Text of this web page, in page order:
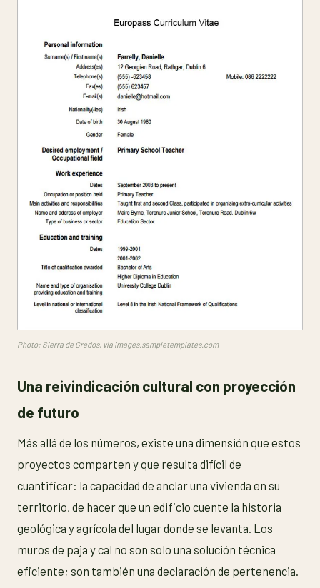
Photo: Sierra de Gredos, via images.sampletemplates.com
Una reivindicación cultural con proyección
de futuro
Más allá de los números, existe una dimensión que estos
proyectos comparten y que resulta difícil de
cuantificar: la capacidad de anclar una vivienda en su
territorio, de hacer que un edificio cuente la historia
geológica y agrícola del lugar donde se levanta. Los
muros de paja y cal no son solo una solución técnica
eficiente; son también una declaración de pertenencia.